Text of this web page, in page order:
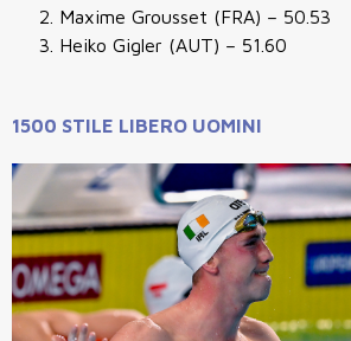
Maxime Grousset (FRA) – 50.53
Heiko Gigler (AUT) – 51.60
1500 STILE LIBERO UOMINI